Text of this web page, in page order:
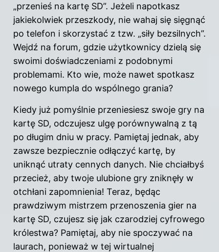
„przenieś na kartę SD”. Jeżeli napotkasz
jakiekolwiek przeszkody, nie wahaj się sięgnąć
po telefon i skorzystać z tzw. „siły bezsilnych”.
Wejdź na forum, gdzie użytkownicy dzielą się
swoimi doświadczeniami z podobnymi
problemami. Kto wie, może nawet spotkasz
nowego kumpla do wspólnego grania?
Kiedy już pomyślnie przeniesiesz swoje gry na
kartę SD, odczujesz ulgę porównywalną z tą
po długim dniu w pracy. Pamiętaj jednak, aby
zawsze bezpiecznie odłączyć kartę, by
uniknąć utraty cennych danych. Nie chciałbyś
przecież, aby twoje ulubione gry zniknęły w
otchłani zapomnienia! Teraz, będąc
prawdziwym mistrzem przenoszenia gier na
kartę SD, czujesz się jak czarodziej cyfrowego
królestwa? Pamiętaj, aby nie spoczywać na
laurach, ponieważ w tej wirtualnej